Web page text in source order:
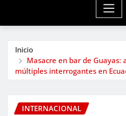
Inicio
Masacre en bar de Guayas:
múltiples interrogantes en
INTERNACIONAL